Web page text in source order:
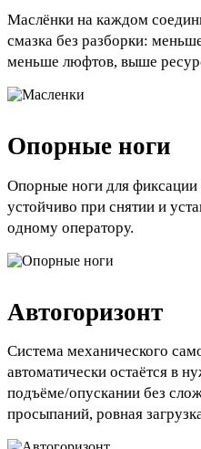
Маслёнки на каждом
смазка без разборки:
меньше люфтов, выше
Опорные ноги
Опорные ноги для
устойчиво при снятии и
одному оператору.
Автогоризонт
Система механического
автоматически остаётся в
подъёме/опускании без
просыпаний, ровная